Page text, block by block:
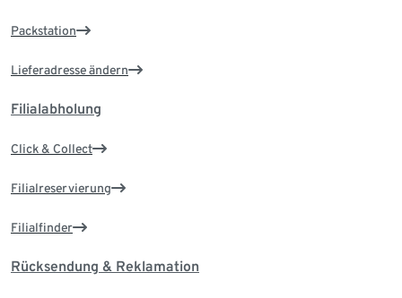
Packstation
Lieferadresse ändern
Filialabholung
Click & Collect
Filialreservierung
Filialfinder
Rücksendung & Reklamation